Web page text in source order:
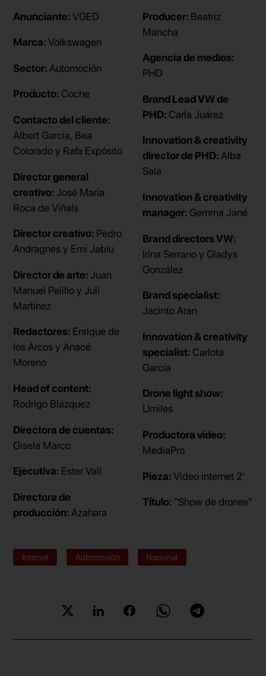
Anunciante:VGED
Marca:Volkswagen
Sector: Automoción
Producto: Coche
Contacto del cliente:
Albert García, Bea
Colorado y Rafa Expósito
Director general
creativo:José María
Roca de Viñals
Director creativo: Pedro
Andragnes y Emi Jabiu
Director de arte:Juan
Manuel Pelillo y Juli
Martínez
Redactores: Enrique de
los Arcos y Anacé
Moreno
Head of content:
Rodrigo Blázquez
Directora de cuentas:
Gisela Marco
Ejecutiva: Ester Vall
Directora de
producción: Azahara
Producer: Beatriz
Mancha
Agencia de medios:
PHD
Brand Lead VW de
PHD: Carla Juárez
Innovation & creativity
director de PHD:Alba
Sala
Innovation & creativity
manager: Gemma Jané
Brand directors VW:
Irina Serrano y Gladys
González
Brand specialist:
Jacinto Aran
Innovation & creativity
specialist: Carlota
García
Drone light show:
Umiles
Productora vídeo:
MediaPro
Pieza:Video internet 2'
Título: "Show de drones"
Internet Automoción Nacional